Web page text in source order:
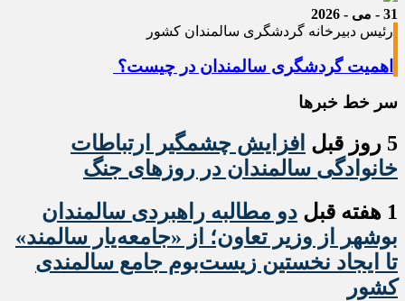
31 - می - 2026
رئیس دبیرخانه گردشگری سالمندان کشور
اهمیت گردشگری سالمندان در چیست؟
سر خط خبرها
5 روز قبل
افزایش چشمگیر ارتباطات
خانوادگی سالمندان در روزهای جنگ
1 هفته قبل
دو مطالبه راهبردی سالمندان
بوشهر از وزیر تعاون؛ از «جامعه‌یار سالمند»
تا ایجاد نخستین زیست‌بوم جامع سالمندی
کشور